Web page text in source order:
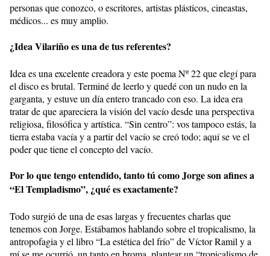
personas que conozco, o escritores, artistas plásticos, cineastas,
médicos... es muy amplio.
¿Idea Vilariño es una de tus referentes?
Idea es una excelente creadora y este poema Nº 22 que elegí para
el disco es brutal. Terminé de leerlo y quedé con un nudo en la
garganta, y estuve un día entero trancado con eso. La idea era
tratar de que apareciera la visión del vacío desde una perspectiva
religiosa, filosófica y artística. “Sin centro”: vos tampoco estás, la
tierra estaba vacía y a partir del vacío se creó todo; aquí se ve el
poder que tiene el concepto del vacío.
Por lo que tengo entendido, tanto tú como Jorge son afines a
“El Templadismo”, ¿qué es exactamente?
Todo surgió de una de esas largas y frecuentes charlas que
tenemos con Jorge. Estábamos hablando sobre el tropicalismo, la
antropofagia y el libro “La estética del frío” de Víctor Ramil y a